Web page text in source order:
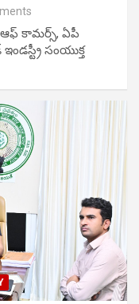
కామర్స్, ఏపీ
సంయుక్త